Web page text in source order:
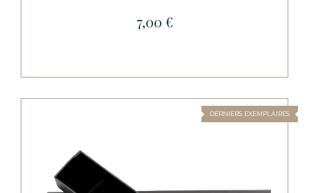
7,00 €
DERNIERS EXEMPLAIRES